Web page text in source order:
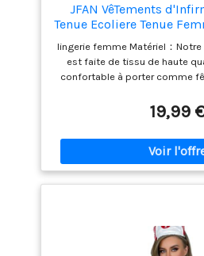
JFAN VêTements
Tenue Ecoliere Tenue
Jupe Bas Soie Cadeaux
Les FêTes(Taille
lingerie femme Matériel：
est faite de tissu de haute
confortable à porter comme
Ensemble de lingerie
Caractéristiques：Il est
mignon étudiant et sexy
amusant pour les nuits de
et les fêtes, les nuits
plupart des femmes.
et une paire de bas avec un
tenue d'étudiant comprend
19,99